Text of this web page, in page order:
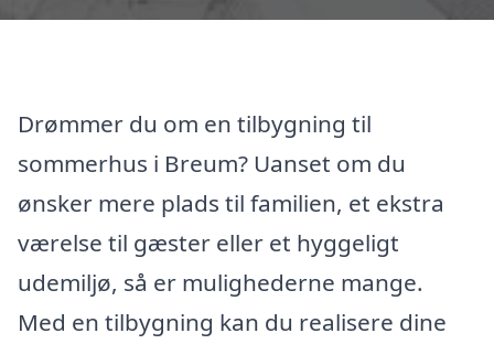
Drømmer du om en tilbygning til
sommerhus i Breum? Uanset om du
ønsker mere plads til familien, et ekstra
værelse til gæster eller et hyggeligt
udemiljø, så er mulighederne mange.
Med en tilbygning kan du realisere dine